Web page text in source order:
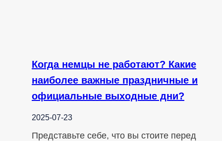
Когда немцы не работают? Какие
наиболее важные праздничные и
официальные выходные дни?
2025-07-23
Представьте себе, что вы стоите перед